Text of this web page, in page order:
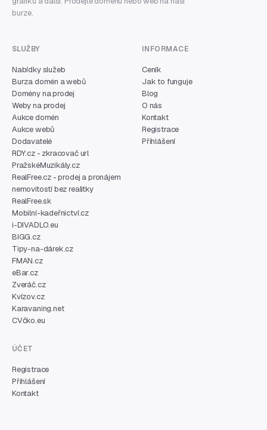
burze.
SLUŽBY
Nabídky služeb
Burza domén a webů
Domény na prodej
Weby na prodej
Aukce domén
Aukce webů
Dodavatelé
RDY.cz - zkracovač url
PražskéMuzikály.cz
RealFree.cz - prodej a pronájem
nemovitostí bez realitky
RealFree.sk
Mobilní-kadeřnictví.cz
i-DIVADLO.eu
BIGG.cz
Tipy-na-dárek.cz
FMAN.cz
eBar.cz
Zveráč.cz
Kvízov.cz
Karavaning.net
CVčko.eu
INFORMACE
Ceník
Jak to funguje
Blog
O nás
Kontakt
Registrace
Přihlášení
ÚČET
Registrace
Přihlášení
Kontakt